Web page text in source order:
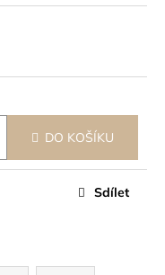
DO KOŠÍKU
Sdílet